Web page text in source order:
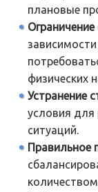
плановые
физических
Устранение
условия для
ситуаций.
Правильное